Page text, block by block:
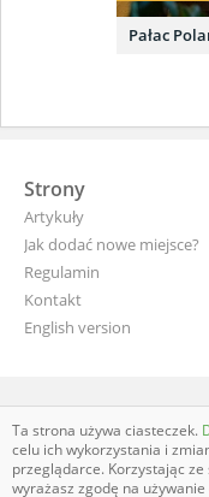
Pałac
Strony
Artykuły
Jak dodać nowe miejsce?
Regulamin
Kontakt
English version
Ta strona używa ciasteczek.
celu ich wykorzystania i
przeglądarce. Korzystając
wyrażasz zgodę na